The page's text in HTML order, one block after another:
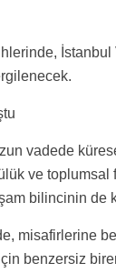
İstanbul
vadede
ve toplumsal
bilincinin de
misafirlerine
benzersiz